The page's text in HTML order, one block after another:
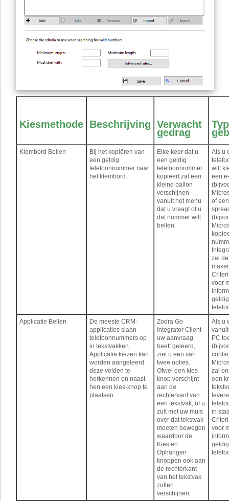
Kiesmethode Beschrijving Verwacht
gedrag
Klembord Bellen
Bij het kopiëren van
een geldig
telefoonnummer naar
het klembord.
Elke keer dat u
een geldig
telefoonnummer
kopieert zal een
kleine ballon
verschijnen
vanuit het menu
dat u vraagt ​​of u
dat nummer wilt
bellen.
Als u
wilt
een
of een
zal
voor
Applicatie Bellen
De meeste CRM-
applicaties slaan
telefoonnummers op
in tekstvakken.
Applicatie kiezen kan
worden aangeleerd
deze velden te
herkennen en naast
hen een kies-knop te
plaatsen.
Zodra Go
Integrator Client
uw aanvraag
heeft geleerd,
ziet u een van
twee opties.
Ofwel een kies
knop verschijnt
aan de
rechterkant van
een tekstvak, of u
zult met uw muis
over dat tekstvak
moeten bewegen
waardoor de
Kies en
Ophangen
knoppen ook aan
de rechterkant
van het tekstvak
zullen
verschijnen.
Als u
PC
zal
een
in
voor